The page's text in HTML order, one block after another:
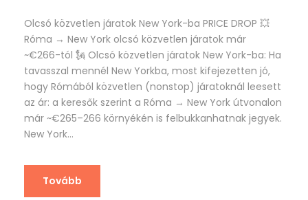
Olcsó közvetlen járatok New York-ba PRICE DROP 💥
Róma → New York olcsó közvetlen járatok már
~€266-tól 🗽 Olcsó közvetlen járatok New York-ba: Ha
tavasszal mennél New Yorkba, most kifejezetten jó,
hogy Rómából közvetlen (nonstop) járatoknál leesett
az ár: a keresők szerint a Róma → New York útvonalon
már ~€265–266 környékén is felbukkanhatnak jegyek.
New York...
Tovább